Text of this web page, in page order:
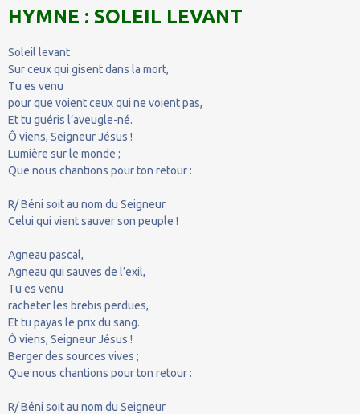
HYMNE : SOLEIL LEVANT
Soleil levant
Sur ceux qui gisent dans la mort,
Tu es venu
pour que voient ceux qui ne voient pas,
Et tu guéris l’aveugle-né.
Ô viens, Seigneur Jésus !
Lumière sur le monde ;
Que nous chantions pour ton retour :
R/ Béni soit au nom du Seigneur
Celui qui vient sauver son peuple !
Agneau pascal,
Agneau qui sauves de l’exil,
Tu es venu
racheter les brebis perdues,
Et tu payas le prix du sang.
Ô viens, Seigneur Jésus !
Berger des sources vives ;
Que nous chantions pour ton retour :
R/ Béni soit au nom du Seigneur